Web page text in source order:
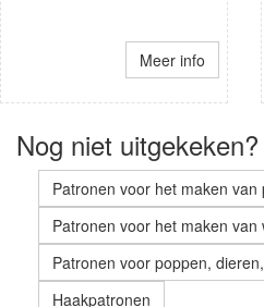
Meer info
Nog niet uitgekeken?
Patronen voor het maken van
Patronen voor het maken van
Patronen voor poppen,
Haakpatronen